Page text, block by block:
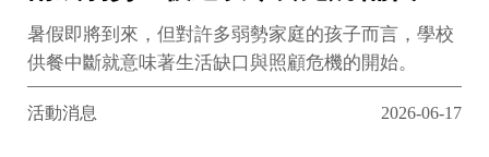
特殊照顧兩難，兒盟呼籲月捐補足
長假缺口
暑假即將到來，但對許多弱勢家庭的孩子而言，學校
供餐中斷就意味著生活缺口與照顧危機的開始。
活動消息 2026-06-17